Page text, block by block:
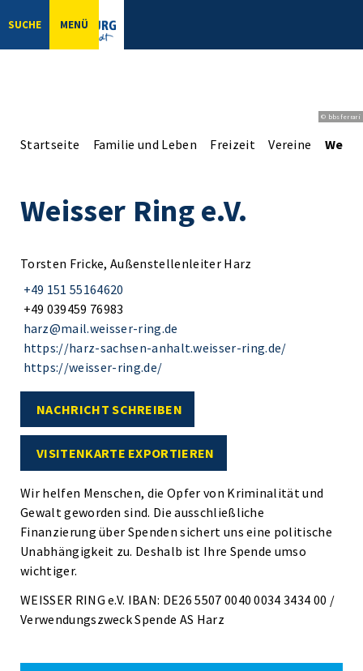
SUCHE MENÜ
© bbsferrari
Startseite Familie und Leben Freizeit Vereine
Weisser Ring e.V.
Torsten Fricke, Außenstellenleiter Harz
+49 151 55164620
+49 039459 76983
harz@mail.weisser-ring.de
https://harz-sachsen-anhalt.weisser-ring.de/
https://weisser-ring.de/
NACHRICHT SCHREIBEN
VISITENKARTE EXPORTIEREN
Wir helfen Menschen, die Opfer von Kriminalität und
Gewalt geworden sind. Die ausschließliche
Finanzierung über Spenden sichert uns eine politische
Unabhängigkeit zu. Deshalb ist Ihre Spende umso
wichtiger.
WEISSER RING e.V. IBAN: DE26 5507 0040 0034 3434 00 /
Verwendungszweck Spende AS Harz